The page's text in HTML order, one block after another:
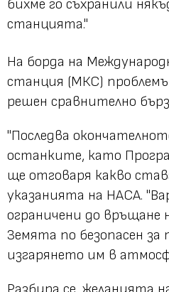
бихме го съхранили
станцията."
На борда на
станция (МКС)
решен сравнително
"Последва
останките, като
ще отговаря какво
указанията на НАСА.
ограничени до връщане
Земята по безопасен за
изгарянето им в